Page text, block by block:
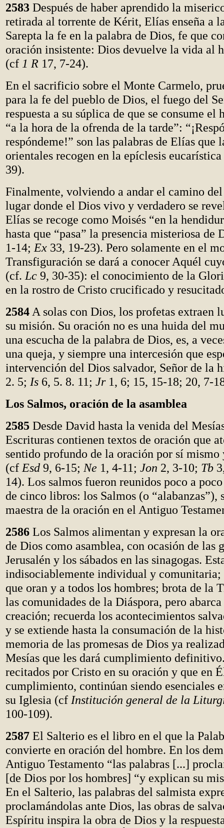
2583 Después de haber aprendido la
retirada al torrente de Kérit, Elías enseña a
Sarepta la fe en la palabra de Dios, fe que
oración insistente: Dios devuelve la vida al
(cf 1 R 17, 7-24).
En el sacrificio sobre el Monte Carmelo,
para la fe del pueblo de Dios, el fuego del
respuesta a su súplica de que se consume el
“a la hora de la ofrenda de la tarde”:
respóndeme!” son las palabras de Elías que
orientales recogen en la epíclesis
39).
Finalmente, volviendo a andar el camino
lugar donde el Dios vivo y verdadero se
Elías se recoge como Moisés “en la
hasta que “pasa” la presencia misteriosa de
1-14; Ex 33, 19-23). Pero solamente en el
Transfiguración se dará a conocer Aquél
(cf. Lc 9, 30-35): el conocimiento de la
en la rostro de Cristo crucificado y
2584 A solas con Dios, los profetas extraen
su misión. Su oración no es una huida del
una escucha de la palabra de Dios, es, a
una queja, y siempre una intercesión que
intervención del Dios salvador, Señor de la
2. 5; Is 6, 5. 8. 11; Jr1, 6; 15, 15-18; 20, 7-
Los Salmos, oración de la asamblea
2585 Desde David hasta la venida del
Escrituras contienen textos de oración que
sentido profundo de la oración por sí mismo
(cf Esd 9, 6-15; Ne 1, 4-11; Jon 2, 3-10; Tb
14). Los salmos fueron reunidos poco a
de cinco libros: los Salmos (o “alabanzas”),
maestra de la oración en el Antiguo
2586 Los Salmos alimentan y expresan la
de Dios como asamblea, con ocasión de las
Jerusalén y los sábados en las sinagogas.
indisociablemente individual y comunitaria;
que oran y a todos los hombres; brota de la
las comunidades de la Diáspora, pero
creación; recuerda los acontecimientos
y se extiende hasta la consumación de la
memoria de las promesas de Dios ya
Mesías que les dará cumplimiento
recitados por Cristo en su oración y que en
cumplimiento, continúan siendo esenciales
su Iglesia (cf Institución general de la
100-109).
2587 El Salterio es el libro en el que la
convierte en oración del hombre. En los
Antiguo Testamento “las palabras [...]
[de Dios por los hombres] “y explican su
En el Salterio, las palabras del salmista
proclamándolas ante Dios, las obras de
Espíritu inspira la obra de Dios y la